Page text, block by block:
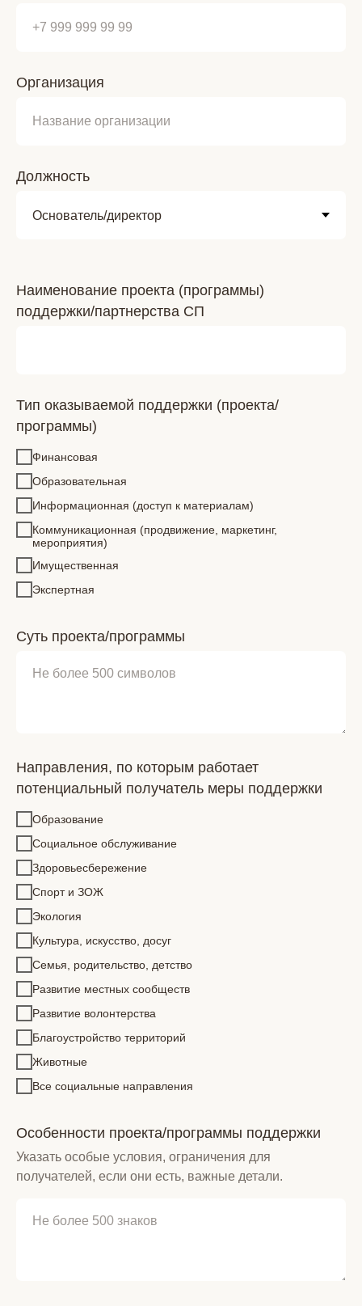
Организация
Должность
Наименование проекта (программы)
поддержки/партнерства СП
Тип оказываемой поддержки (проекта/
программы)
Финансовая
Образовательная
Информационная (доступ к материалам)
Коммуникационная (продвижение, маркетинг,
мероприятия)
Имущественная
Экспертная
Суть проекта/программы
Направления, по которым работает
потенциальный получатель меры поддержки
Образование
Социальное обслуживание
Здоровьесбережение
Спорт и ЗОЖ
Экология
Культура, искусство, досуг
Семья, родительство, детство
Развитие местных сообществ
Развитие волонтерства
Благоустройство территорий
Животные
Все социальные направления
Особенности проекта/программы поддержки
Указать особые условия, ограничения для
получателей, если они есть, важные детали.